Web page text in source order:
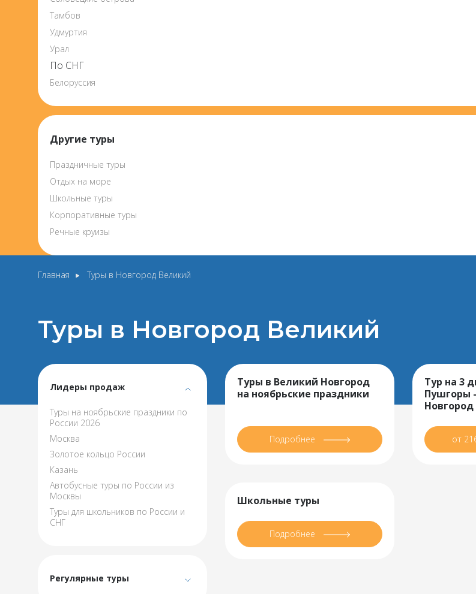
Тамбов
Удмуртия
Урал
По СНГ
Белоруссия
Другие туры
Праздничные туры
Отдых на море
Школьные туры
Корпоративные туры
Речные круизы
Главная Туры в Новгород Великий
Туры в Новгород Великий
Лидеры продаж
Туры на ноябрьские праздники по
России 2026
Москва
Золотое кольцо России
Казань
Автобусные туры по России из
Москвы
Туры для школьников по России и
СНГ
Регулярные туры
Туры в Великий Новгород
на ноябрьские праздники
Подробнее
Тур на 3
Пушгоры
Новгород
от
Школьные туры
Подробнее